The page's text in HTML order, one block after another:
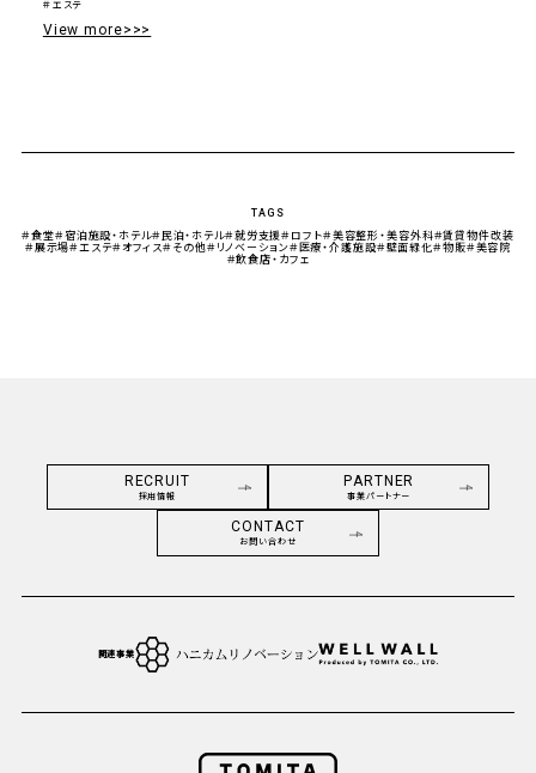
＃エステ
View more>>>
TAGS
＃食堂＃宿泊施設・ホテル＃民泊・ホテル＃就労支援＃ロフト＃美容整形・美容外科＃賃貸物件改装
＃展示場＃エステ＃オフィス＃その他＃リノベーション＃医療・介護施設＃壁面緑化＃物販＃美容院
＃飲食店・カフェ
RECRUIT
採用情報
PARTNER
事業パートナー
CONTACT
お問い合わせ
関連事業